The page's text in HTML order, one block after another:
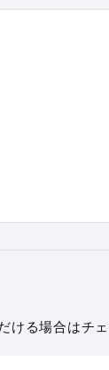
る場合はチ